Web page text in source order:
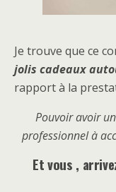
Je trouve que ce
jolis cadeaux
rapport à la
Pouvoir avoir
professionnel à
Et vous ,